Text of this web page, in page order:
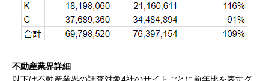
不動産業界詳細